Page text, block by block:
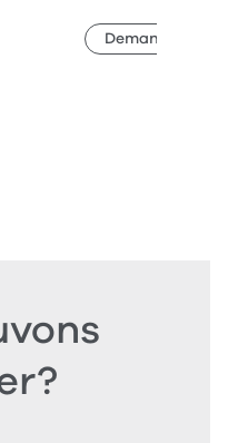
Demander